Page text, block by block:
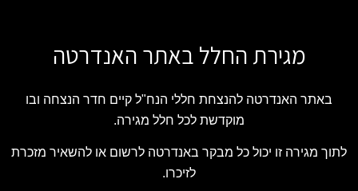
מגירת החלל באתר האנדרטה
באתר האנדרטה להנצחת חללי הנח"ל קיים חדר הנצחה ובו
מוקדשת לכל חלל מגירה.
לתוך מגירה זו יכול כל מבקר באנדרטה לרשום או להשאיר מזכרת
לזיכרו.